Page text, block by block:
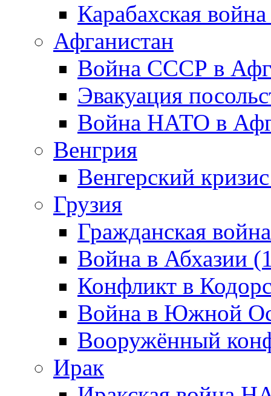
Карабахская
Афганистан
Война СССР в
Эвакуация
Война НАТО в
Венгрия
Венгерский
Грузия
Гражданская
Война в Абхазии
Конфликт в
Война в Южной
Вооружённый
Ирак